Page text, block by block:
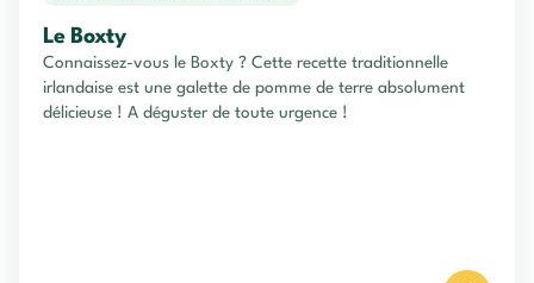
Le Boxty
Connaissez-vous le Boxty ? Cette recette traditionnelle
irlandaise est une galette de pomme de terre absolument
délicieuse ! A déguster de toute urgence !